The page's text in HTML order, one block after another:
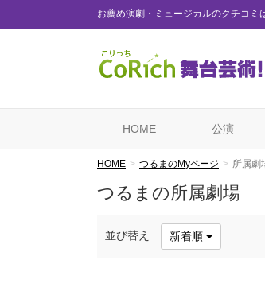
お薦め演劇・ミュージカルのクチコミ
HOME 公演
HOME つるまのMyページ 所属劇
つるまの所属劇場
並び替え 新着順